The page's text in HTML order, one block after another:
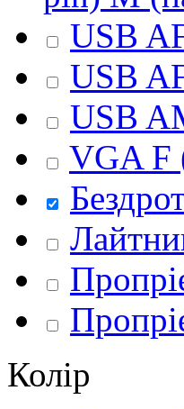
USB
USB
USB
VGA F
Колір